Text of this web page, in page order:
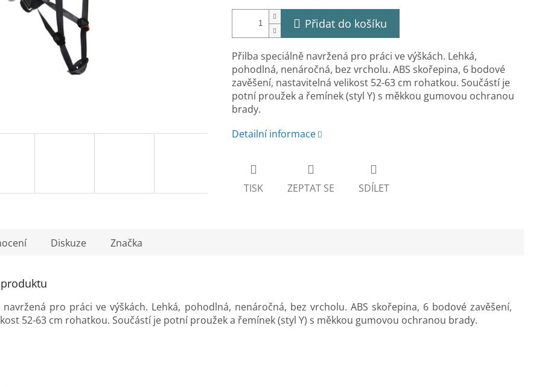
Přidat do košíku
Přilba speciálně navržená pro práci ve výškách. Lehká,
pohodlná, nenáročná, bez vrcholu. ABS skořepina, 6 bodové
zavěšení, nastavitelná velikost 52-63 cm rohatkou. Součástí je
potní proužek a řemínek (styl Y) s měkkou gumovou ochranou
brady.
Detailní informace
TISK ZEPTAT SE SDÍLET
Diskuze Značka
pro práci ve výškách. Lehká, pohodlná, nenáročná, bez vrcholu. ABS skořepina, 6 bodové zavěšení,
52-63 cm rohatkou. Součástí je potní proužek a řemínek (styl Y) s měkkou gumovou ochranou brady.